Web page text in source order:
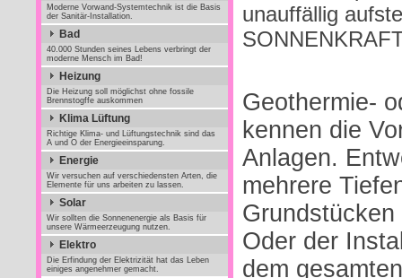
Moderne Vorwand-Systemtechnik ist die Basis
der Sanitär-Installation.
Bad
40.000 Stunden seines Lebens verbringt der
moderne Mensch im Bad!
Heizung
Die Heizung soll möglichst ohne fossile
Brennstogffe auskommen
Klima Lüftung
Richtige Klima- und Lüftungstechnik sind das
A und O der Energieeinsparung.
Energie
Wir versuchen auf verschiedensten Arten, die
Elemente für uns arbeiten zu lassen.
Solar
Wir sollten die Sonnenenergie als Basis für
unsere Wärmeerzeugung nutzen.
Elektro
Die Erfindung der Elektrizität hat das Leben
einiges angenehmer gemacht.
unauffällig
Geothermie-
kennen die
Anlagen.
mehrere
Oder der
dem